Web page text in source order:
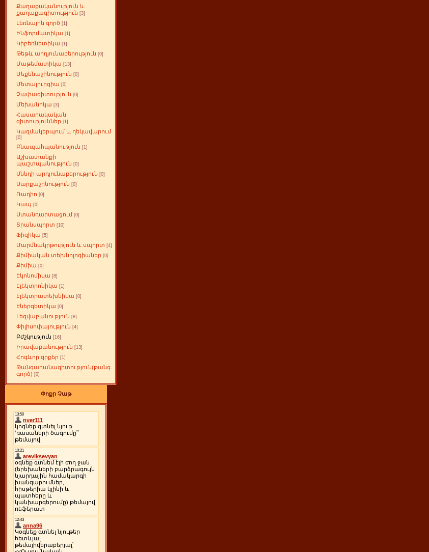
Քաղաքականություն և
քաղաքագիտություն [3]
Լեռնային գործ [1]
Ինֆորմատիկա [1]
Կիբեռնետիկա [1]
Թեթև արդյունաբերություն [0]
Մաթեմատիկա [13]
Մեքենաշինություն [0]
Մետալուրգիա [0]
Չափագիտություն [0]
Մեխանիկա [3]
Հասարակական
գիտություններ [1]
Կազմակերպում և ղեկավարում
[0]
Բնապահպանություն [1]
Աշխատանքի
պաշտպանություն [0]
Սննդի արդյունաբերություն [0]
Սարքաշինություն [0]
Ռադիո [0]
Կապ [0]
Ստանդարտացում [0]
Տրանսպորտ [10]
Ֆիզիկա [5]
Մարմնակրթություն և սպորտ [4]
Քիմիական տեխնոլոգիաներ [0]
Քիմիա [0]
Էկոնոմիկա [8]
Էլեկտրոնիկա [1]
Էլեկտրատեխնիկա [0]
Էներգետիկա [0]
Լեզվաբանություն [8]
Փիլիսոփայություն [4]
Բժշկություն [16]
Իրավաբանություն [13]
Հոգևոր գրքեր [1]
Թանգարանագիտություն(թանգ.
գործ) [0]
Փոքր Չաթ